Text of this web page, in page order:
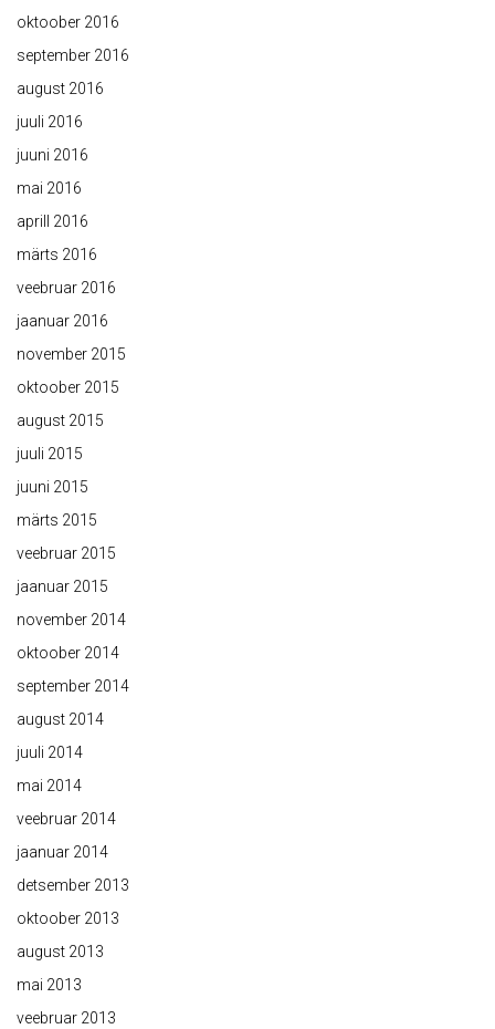
oktoober 2016
september 2016
august 2016
juuli 2016
juuni 2016
mai 2016
aprill 2016
märts 2016
veebruar 2016
jaanuar 2016
november 2015
oktoober 2015
august 2015
juuli 2015
juuni 2015
märts 2015
veebruar 2015
jaanuar 2015
november 2014
oktoober 2014
september 2014
august 2014
juuli 2014
mai 2014
veebruar 2014
jaanuar 2014
detsember 2013
oktoober 2013
august 2013
mai 2013
veebruar 2013